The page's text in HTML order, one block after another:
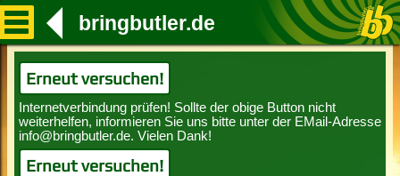
bringbutler.de
Erneut versuchen!
Erneut versuchen!